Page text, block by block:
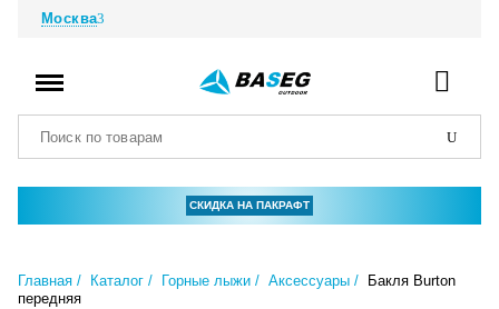
Москва
СКИДКА НА ПАКРАФТ
Главная Каталог Горные лыжи Аксессуары
Бакля Burton
передняя